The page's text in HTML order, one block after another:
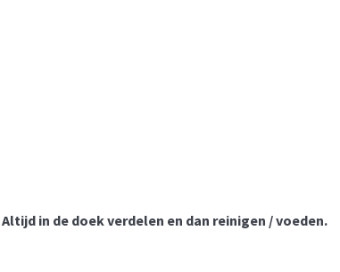
in de doek verdelen en dan reinigen / voeden.